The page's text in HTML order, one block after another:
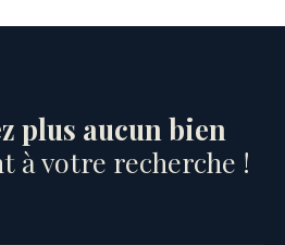
plus aucun bien
à votre recherche !